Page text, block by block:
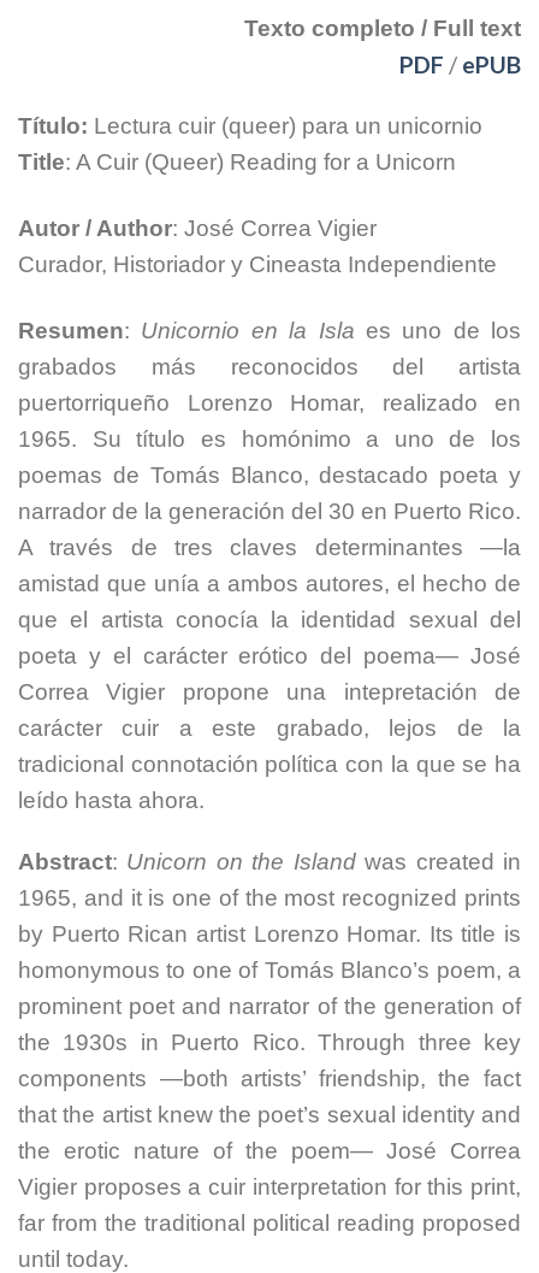
Texto completo / Full text
PDF / ePUB
Título: Lectura cuir (queer) para un unicornio
Title: A Cuir (Queer) Reading for a Unicorn
Autor / Author: José Correa Vigier
Curador, Historiador y Cineasta Independiente
Resumen: Unicornio en la Isla es uno de los
grabados más reconocidos del artista
puertorriqueño Lorenzo Homar, realizado en
1965. Su título es homónimo a uno de los
poemas de Tomás Blanco, destacado poeta y
narrador de la generación del 30 en Puerto Rico.
A través de tres claves determinantes —la
amistad que unía a ambos autores, el hecho de
que el artista conocía la identidad sexual del
poeta y el carácter erótico del poema— José
Correa Vigier propone una intepretación de
carácter cuir a este grabado, lejos de la
tradicional connotación política con la que se ha
leído hasta ahora.
Abstract: Unicorn on the Islandwas created in
1965, and it is one of the most recognized prints
by Puerto Rican artist Lorenzo Homar. Its title is
homonymous to one of Tomás Blanco’s poem, a
prominent poet and narrator of the generation of
the 1930s in Puerto Rico. Through three key
components —both artists’ friendship, the fact
that the artist knew the poet’s sexual identity and
the erotic nature of the poem— José Correa
Vigier proposes a cuir interpretation for this print,
far from the traditional political reading proposed
until today.